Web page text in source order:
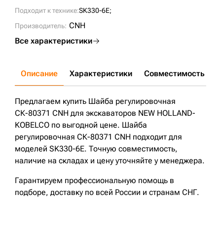
Подходит к технике:SK330-6E;
Производитель: CNH
Все характеристики
Описание Характеристики Совместимость
Предлагаем купить Шайба регулировочная
СК-80371 CNH для экскаваторов NEW HOLLAND-
KOBELCO по выгодной цене. Шайба
регулировочная СК-80371 CNH подходит для
моделей SK330-6E. Точную совместимость,
наличие на складах и цену уточняйте у менеджера.
Гарантируем профессиональную помощь в
подборе, доставку по всей России и странам СНГ.